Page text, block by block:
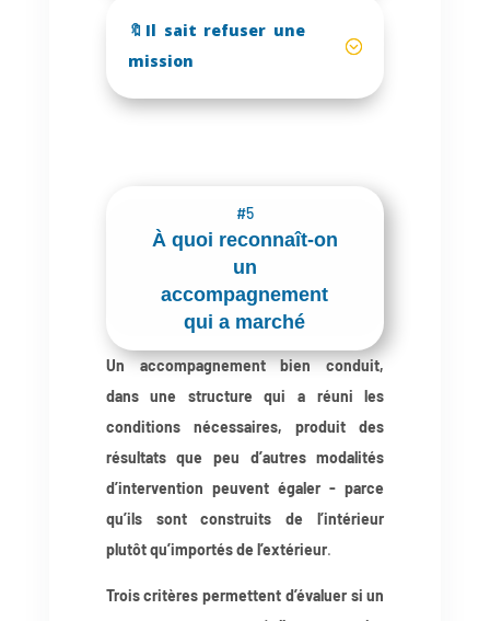
🔖Il sait refuser une
mission
#5
À quoi reconnaît-on
un
accompagnement
qui a marché
Un accompagnement bien conduit,
dans une structure qui a réuni les
conditions nécessaires, produit des
résultats que peu d’autres modalités
d’intervention peuvent égaler - parce
qu’ils sont construits de l’intérieur
plutôt qu’importés de l’extérieur.
Trois critères permettent d’évaluer si un